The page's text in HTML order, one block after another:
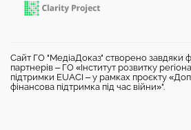
Сайт ГО "МедіаДоказ" створено завдяки
партнерів – ГО «Інститут розвитку
підтримки EUACI – у рамках проєкту
фінансова підтримка під час війни»".